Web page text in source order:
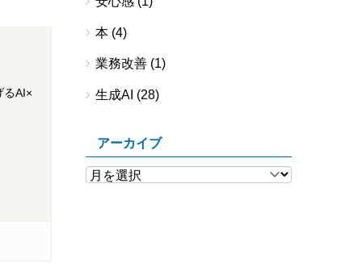
るAI×
本(4)
業務改善(1)
生成AI (28)
アーカイブ